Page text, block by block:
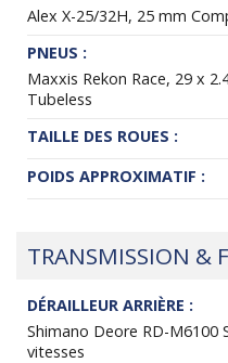
Alex X-25/32H, 25 mm
PNEUS :
Maxxis Rekon Race, 29 x
Tubeless
TAILLE DES ROUES :
POIDS APPROXIMATIF :
TRANSMISSION &
DÉRAILLEUR ARRIÈRE :
Shimano Deore RD-M6100
vitesses